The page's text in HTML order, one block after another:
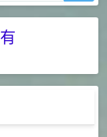
有